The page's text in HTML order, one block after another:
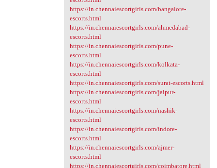
https://in.chennaiescortgirls.com/bangalore-
escorts.html
https://in.chennaiescortgirls.com/ahmedabad-
escorts.html
https://in.chennaiescortgirls.com/pune-
escorts.html
https://in.chennaiescortgirls.com/kolkata-
escorts.html
https://in.chennaiescortgirls.com/surat-escorts.html
https://in.chennaiescortgirls.com/jaipur-
escorts.html
https://in.chennaiescortgirls.com/nashik-
escorts.html
https://in.chennaiescortgirls.com/indore-
escorts.html
https://in.chennaiescortgirls.com/ajmer-
escorts.html
https://in.chennaiescortgirls.com/coimbatore.html